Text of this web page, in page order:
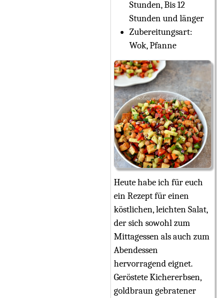
Stunden, Bis 12
Stunden und länger
Zubereitungsart:
Wok, Pfanne
Heute habe ich für euch
ein Rezept für einen
köstlichen, leichten Salat,
der sich sowohl zum
Mittagessen als auch zum
Abendessen
hervorragend eignet.
Geröstete Kichererbsen,
goldbraun gebratener